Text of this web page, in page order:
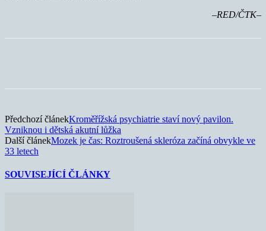
–RED/ČTK–
Předchozí článekKroměřížská psychiatrie staví nový pavilon.
Vzniknou i dětská akutní lůžka
Další článekMozek je čas: Roztroušená skleróza začíná obvykle ve
33 letech
SOUVISEJÍCÍ ČLÁNKY